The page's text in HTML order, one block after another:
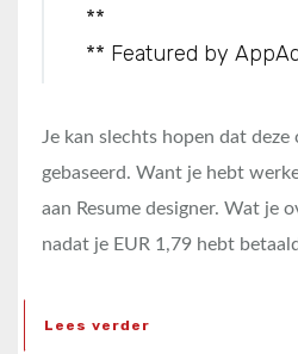
**
** Featured by
Je kan slechts hopen dat
gebaseerd. Want je hebt
aan Resume designer. Wat je
nadat je EUR 1,79 hebt
Lees verder